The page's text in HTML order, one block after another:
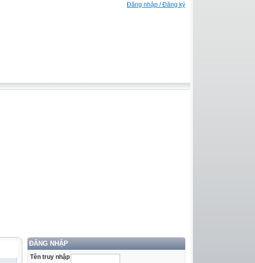
Đăng nhập / Đăng ký
ĐĂNG NHẬP
Tên truy nhập